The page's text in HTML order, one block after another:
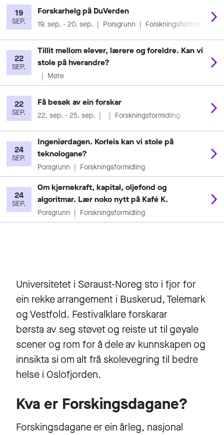
Universitetet i Søraust-Noreg sto i fjor for
ein rekke arrangement i Buskerud, Telemark
og Vestfold. Festivalklare forskarar
børsta av seg støvet og reiste ut til gøyale
scener og rom for å dele av kunnskapen og
innsikta si om alt frå skolevegring til bedre
helse i Oslofjorden.
Kva er Forskingsdagane?
Forskingsdagane er ein årleg, nasjonal